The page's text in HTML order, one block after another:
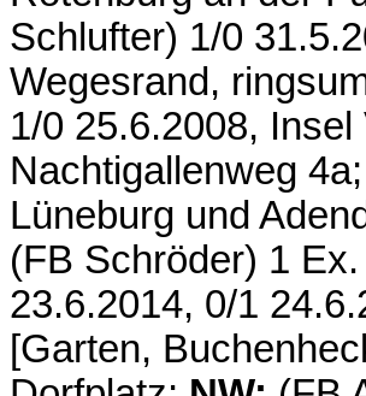
Schlufter) 1/0
Wegesrand,
1/0 25.6.2008, Insel
Nachtigallenweg
Lüneburg und
(FB Schröder) 1
23.6.2014, 0/1
[Garten,